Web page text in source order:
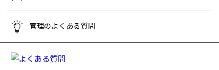
管理のよくある質問